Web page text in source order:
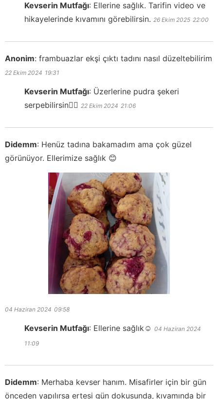
Kevserin Mutfağı: Ellerine sağlık. Tarifin video ve
hikayelerinde kıvamını görebilirsin. 26 Ekim 2025 22:00
Anonim: frambuazlar ekşi çıktı tadını nasıl düzeltebilirim
22 Ekim 2024 19:31
Kevserin Mutfağı: Üzerlerine pudra şekeri
serpebilirsin👍🏻 22 Ekim 2024 21:06
Didemm: Henüz tadına bakamadım ama çok güzel
görünüyor. Ellerimize sağlık 😊
04 Haziran 2024 09:58
Kevserin Mutfağı: Ellerine sağlık☺️ 04 Haziran 2024
11:09
Didemm: Merhaba kevser hanım. Misafirler için bir gün
önceden yapılırsa ertesi gün dokusunda, kıvamında bir